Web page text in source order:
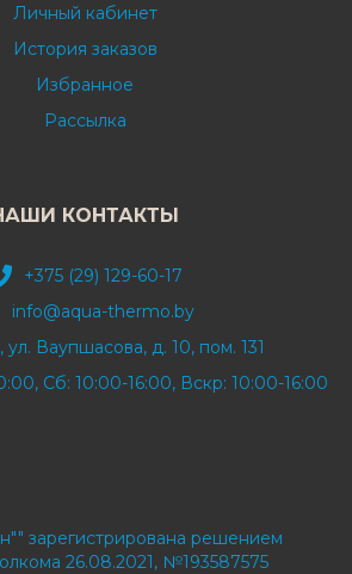
Личный кабинет
История заказов
Избранное
Рассылка
КОНТАКТЫ
+375 (29) 129-60-17
info@aqua-thermo.by
ул. Ваупшасова, д. 10, пом. 131
Сб: 10:00-16:00, Вскр: 10:00-16:00
зарегистрирована решением
26.08.2021, №193587575